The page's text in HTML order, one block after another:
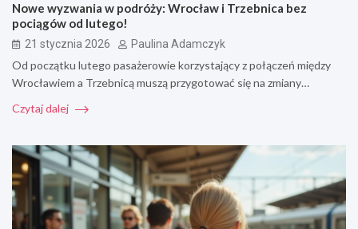
Nowe wyzwania w podróży: Wrocław i Trzebnica bez
pociągów od lutego!
21 stycznia 2026 Paulina Adamczyk
Od początku lutego pasażerowie korzystający z połączeń między
Wrocławiem a Trzebnicą muszą przygotować się na zmiany…
Czytaj dalej